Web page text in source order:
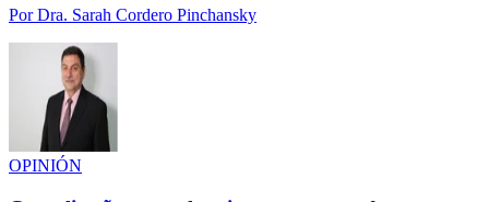
PorDra. Sarah Cordero Pinchansky
OPINIÓN